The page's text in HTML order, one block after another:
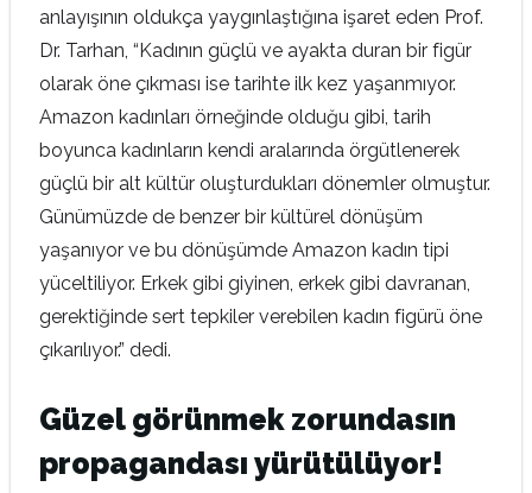
anlayışının oldukça yaygınlaştığına işaret eden Prof.
Dr. Tarhan, “Kadının güçlü ve ayakta duran bir figür
olarak öne çıkması ise tarihte ilk kez yaşanmıyor.
Amazon kadınları örneğinde olduğu gibi, tarih
boyunca kadınların kendi aralarında örgütlenerek
güçlü bir alt kültür oluşturdukları dönemler olmuştur.
Günümüzde de benzer bir kültürel dönüşüm
yaşanıyor ve bu dönüşümde Amazon kadın tipi
yüceltiliyor. Erkek gibi giyinen, erkek gibi davranan,
gerektiğinde sert tepkiler verebilen kadın figürü öne
çıkarılıyor.” dedi.
Güzel görünmek zorundasın
propagandası yürütülüyor!